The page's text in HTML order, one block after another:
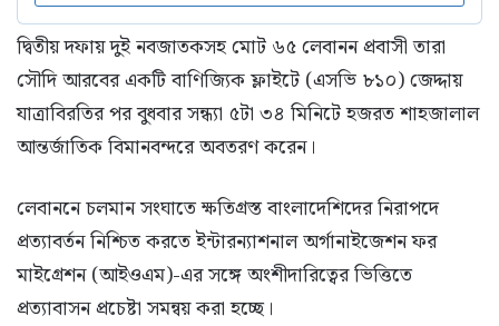
দ্বিতীয় দফায় দুই নবজাতকসহ মোট ৬৫ লেবানন প্রবাসী তারা
সৌদি আরবের একটি বাণিজ্যিক ফ্লাইটে (এসভি ৮১০) জেদ্দায়
যাত্রাবিরতির পর বুধবার সন্ধ্যা ৫টা ৩৪ মিনিটে হজরত শাহজালাল
আন্তর্জাতিক বিমানবন্দরে অবতরণ করেন।
লেবাননে চলমান সংঘাতে ক্ষতিগ্রস্ত বাংলাদেশিদের নিরাপদে
প্রত্যাবর্তন নিশ্চিত করতে ইন্টারন্যাশনাল অর্গানাইজেশন ফর
মাইগ্রেশন (আইওএম)-এর সঙ্গে অংশীদারিত্বের ভিত্তিতে
প্রত্যাবাসন প্রচেষ্টা সমন্বয় করা হচ্ছে।